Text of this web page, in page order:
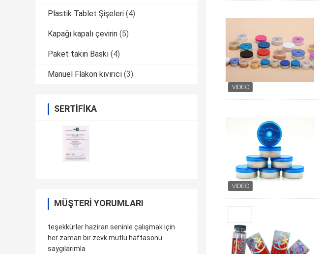
Plastik Tablet Şişeleri (4)
Kapağı kapalı çevirin (5)
Paket takın Baskı (4)
Manuel Flakon kıvırıcı (3)
SERTIFIKA
MÜŞTERI YORUMLARI
teşekkürler haziran seninle çalışmak için
her zaman bir zevk mutlu haftasonu
saygılarımla